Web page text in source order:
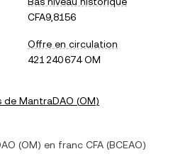
CFA9,8156
Offre en circulation
421 240 674 OM
de MantraDAO (OM)
(OM) en franc CFA (BCEAO)